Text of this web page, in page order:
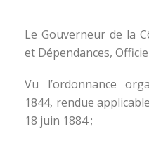
Le Gouverneur de la
et Dépendances,
Vu l’ordonnance
1844, rendue
18 juin 1884 ;